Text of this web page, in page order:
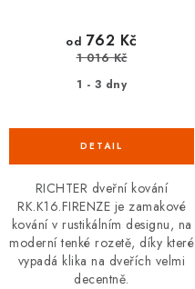
1 - 3 dny
od 762 Kč
1 016 Kč
RICHTER dveřní kování
RK.K16.FIRENZE je zamakové
kování v rustikálním designu, na
moderní tenké rozetě, díky které
vypadá klika na dveřích velmi
decentně.